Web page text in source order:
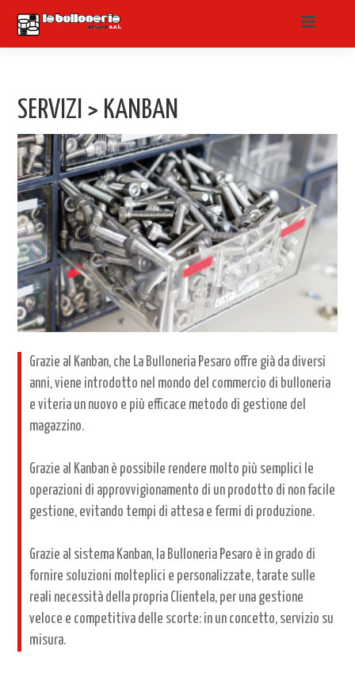
SERVIZI > KANBAN
Grazie al Kanban, che La Bulloneria Pesaro offre già da diversi
anni, viene introdotto nel mondo del commercio di bulloneria
e viteria un nuovo e più efficace metodo di gestione del
magazzino.
Grazie al Kanban è possibile rendere molto più semplici le
operazioni di approvvigionamento di un prodotto di non facile
gestione, evitando tempi di attesa e fermi di produzione.
Grazie al sistema Kanban, la Bulloneria Pesaro è in grado di
fornire soluzioni molteplici e personalizzate, tarate sulle
reali necessità della propria Clientela, per una gestione
veloce e competitiva delle scorte: in un concetto, servizio su
misura.